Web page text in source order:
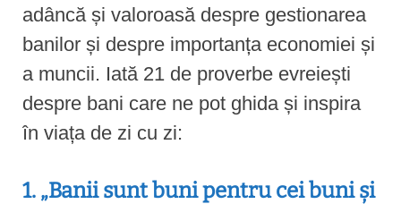
adâncă și valoroasă despre gestionarea
banilor și despre importanța economiei și
a muncii. Iată 21 de proverbe evreiești
despre bani care ne pot ghida și inspira
în viața de zi cu zi:
1. „Banii sunt buni pentru cei buni și